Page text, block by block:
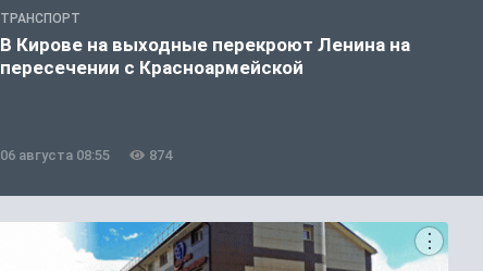
ТРАНСПОРТ
В Кирове на выходные перекроют Ленина на
пересечении с Красноармейской
06 августа 08:55 874